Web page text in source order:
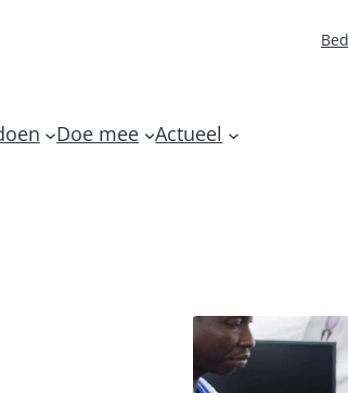
Doe mee Actueel